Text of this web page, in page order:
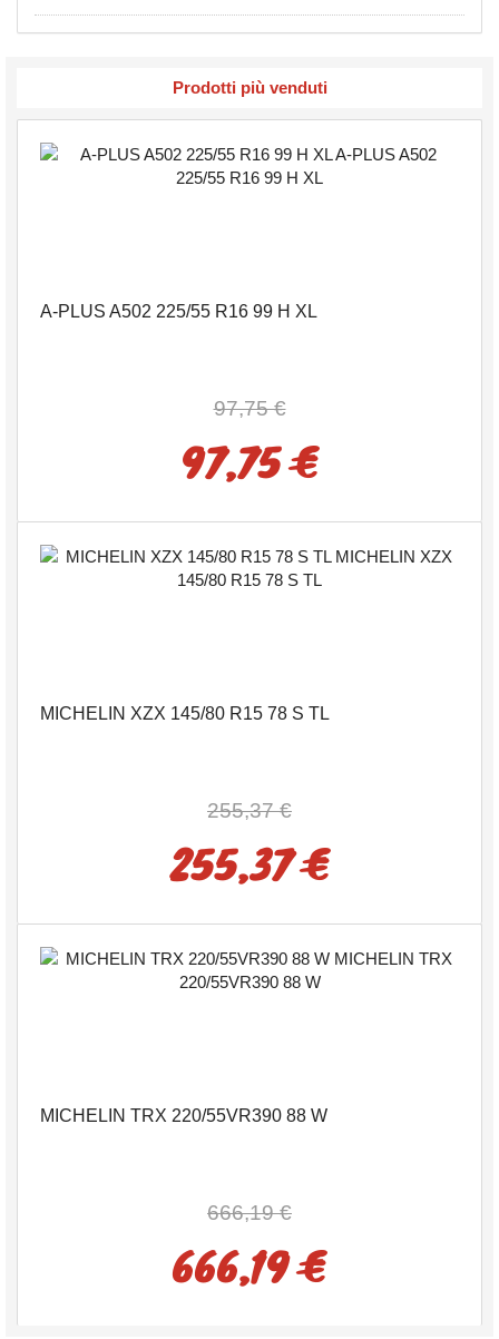
Prodotti più venduti
A-PLUS A502 225/55 R16 99 H XL
97,75 €
97,75 €
MICHELIN XZX 145/80 R15 78 S TL
255,37 €
255,37 €
MICHELIN TRX 220/55VR390 88 W
666,19 €
666,19 €